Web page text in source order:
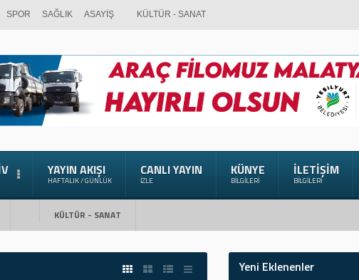
SPOR SAĞLIK ASAYİŞ KÜLTÜR - SANAT
YAYIN AKIŞI
HAFTALIK / GÜNLÜK
CANLI YAYIN
İZLE
KÜNYE
BILGILERI
İLETIŞIM
BILGILERI
KÜLTÜR - SANAT
Yeni Eklenenler